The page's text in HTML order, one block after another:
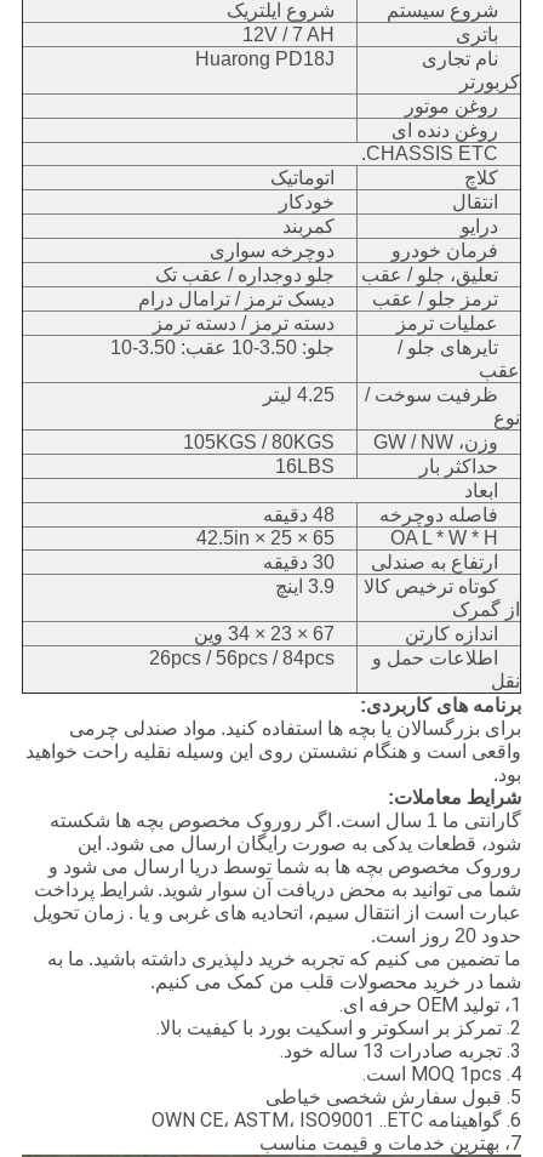
شروع سیستم
شروع ایلتریک
باتری
12V / 7 AH
نام تجاری
کربورتر
Huarong PD18J
روغن موتور
روغن دنده ای
CHASSIS ETC.
کلاچ
اتوماتیک
انتقال
خودکار
درایو
کمربند
فرمان خودرو
دوچرخه سواری
تعلیق، جلو / عقب
جلو دوجداره / عقب تک
ترمز جلو / عقب
دیسک ترمز / ترامال درام
عملیات ترمز
دسته ترمز / دسته ترمز
تایرهای جلو /
عقب
جلو: 3.50-10 عقب: 3.50-10
ظرفیت سوخت /
نوع
4.25 لیتر
وزن، GW / NW
105KGS / 80KGS
حداکثر بار
16LBS
ابعاد
فاصله دوچرخه
48 دقیقه
OA L * W * H
65 × 25 × 42.5in
ارتفاع به صندلی
30 دقیقه
کوتاه ترخیص کالا
از گمرک
3.9 اینچ
اندازه کارتن
67 × 23 × 34 وین
اطلاعات حمل و
نقل
26pcs / 56pcs / 84pcs
برنامه های کاربردی:
برای بزرگسالان یا بچه ها استفاده کنید. مواد صندلی چرمی
واقعی است و هنگام نشستن روی این وسیله نقلیه راحت خواهید
بود.
شرایط معاملات:
گارانتی ما 1 سال است.
اگر روروک مخصوص بچه ها شکسته
شود، قطعات یدکی به صورت رایگان ارسال می شود. این
روروک مخصوص بچه ها به شما توسط دریا ارسال می شود و
شما می توانید به محض دریافت آن سوار شوید. شرایط پرداخت
عبارت است از انتقال سیم، اتحادیه های غربی و یا . زمان تحویل
حدود 20 روز است.
ما تضمین می کنیم که تجربه خرید دلپذیری داشته باشید. ما به
شما در خرید محصولات قلب من کمک می کنیم.
1، تولید OEM حرفه ای.
2. تمرکز بر اسکوتر و اسکیت بورد با کیفیت بالا.
3. تجربه صادرات 13 ساله خود.
4. MOQ 1pcs است.
5. قبول سفارش شخصی خیاطی
6. گواهینامه OWN CE، ASTM، ISO9001 ..ETC
7، بهترین خدمات و قیمت مناسب